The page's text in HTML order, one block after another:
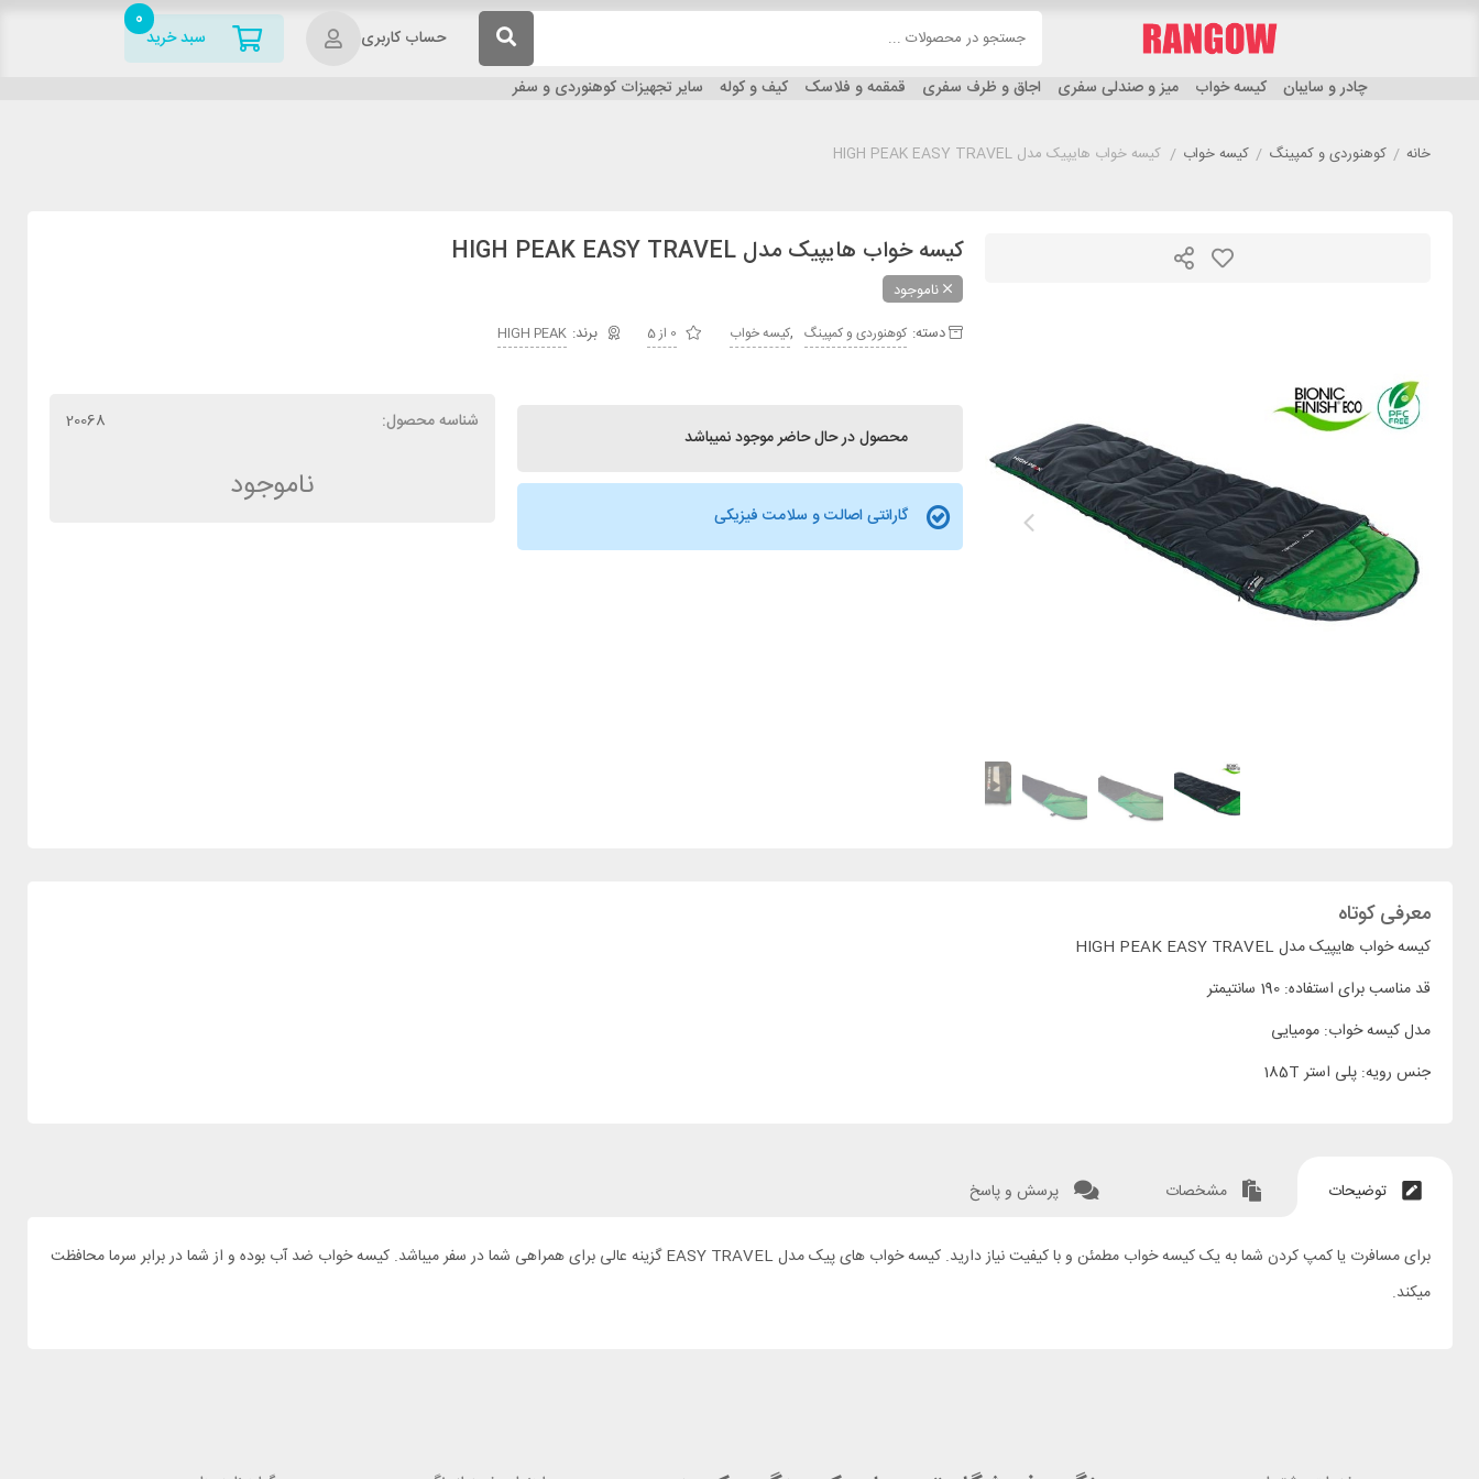
حساب کاربری سبد خرید
0
چادر و سایبان کیسه خواب میز و صندلی سفری اجاق و ظرف سفری قمقمه و فلاسک کیف و کوله سایر تجهیزات کوهنوردی و سفر
خانه / کوهنوردی و کمپینگ / کیسه خواب / کیسه خواب هایپیک مدل HIGH PEAK EASY TRAVEL
کیسه خواب هایپیک مدل HIGH PEAK EASY TRAVEL
ناموجود
دسته: کوهنوردی و کمپینگ ,کیسه خواب 0 از 5 HIGH PEAK
محصول در حال حاضر موجود نمیباشد
گارانتی اصالت و سلامت فیزیکی
شناسه محصول: 20068
ناموجود
معرفی کوتاه
کیسه خواب هایپیک مدل HIGH PEAK EASY TRAVEL
قد مناسب برای استفاده: 190 سانتیمتر
مدل کیسه خواب: مومیایی
جنس رویه: پلی استر 185T
توضیحات مشخصات پرسش و پاسخ
برای مسافرت یا کمپ کردن شما به یک کیسه خواب مطمئن و با کیفیت نیاز دارید. کیسه خواب های پیک مدل EASY TRAVEL گزینه عالی برای همراهی شما در سفر میباشد. کیسه خواب ضد آب بوده و از شما در برابر سرما محافظت
میکند.